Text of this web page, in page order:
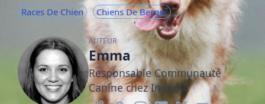
Races De Chien Chiens De Berger
AUTEUR
Emma
Responsable Communauté
Canine chez Invoxia